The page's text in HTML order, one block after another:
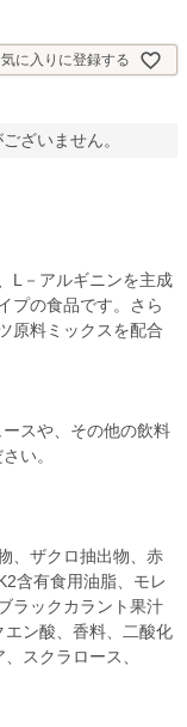
に入りに登録する
ざいません。
L－アルギニンを主成
プの食品です。さら
原料ミックスを配合
スや、その他の飲料
い。
、ザクロ抽出物、赤
含有食用油脂、モレ
ラックカラント果汁
ン酸、香料、二酸化
スクラロース、